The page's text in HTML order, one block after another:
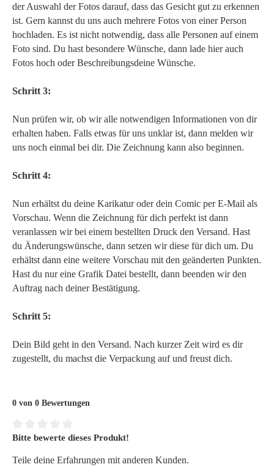
der Auswahl der Fotos darauf, dass das Gesicht gut zu erkennen
ist. Gern kannst du uns auch mehrere Fotos von einer Person
hochladen. Es ist nicht notwendig, dass alle Personen auf einem
Foto sind. Du hast besondere Wünsche, dann lade hier auch
Fotos hoch oder Beschreibungsdeine Wünsche.
Schritt 3:
Nun prüfen wir, ob wir alle notwendigen Informationen von dir
erhalten haben. Falls etwas für uns unklar ist, dann melden wir
uns noch einmal bei dir. Die Zeichnung kann also beginnen.
Schritt 4:
Nun erhältst du deine Karikatur oder dein Comic per E-Mail als
Vorschau. Wenn die Zeichnung für dich perfekt ist dann
veranlassen wir bei einem bestellten Druck den Versand. Hast
du Änderungswünsche, dann setzen wir diese für dich um. Du
erhältst dann eine weitere Vorschau mit den geänderten Punkten.
Hast du nur eine Grafik Datei bestellt, dann beenden wir den
Auftrag nach deiner Bestätigung.
Schritt 5:
Dein Bild geht in den Versand. Nach kurzer Zeit wird es dir
zugestellt, du machst die Verpackung auf und freust dich.
0 von 0 Bewertungen
Durchschnittliche Bewertung von 0 von 5 Sternen
Bitte bewerte dieses Produkt!
Teile deine Erfahrungen mit anderen Kunden.